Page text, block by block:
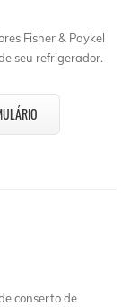
Fisher & Paykel
seu refrigerador.
conserto de